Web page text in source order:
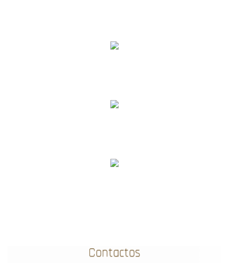
Contactos